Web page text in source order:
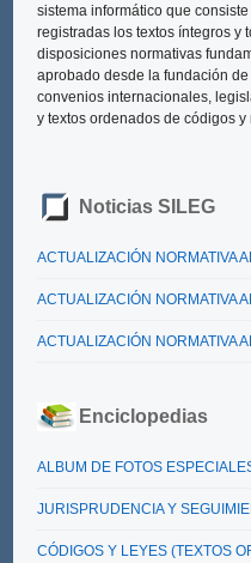
sistema informático que
registradas los textos íntegros y
disposiciones normativas
aprobado desde la fundación
convenios internacionales,
y textos ordenados de códigos
Noticias SILEG
ACTUALIZACIÓN NORMATIVA
ACTUALIZACIÓN NORMATIVA
ACTUALIZACIÓN NORMATIVA
Enciclopedias
ALBUM DE FOTOS
JURISPRUDENCIA Y
CÓDIGOS Y LEYES (TEXTOS